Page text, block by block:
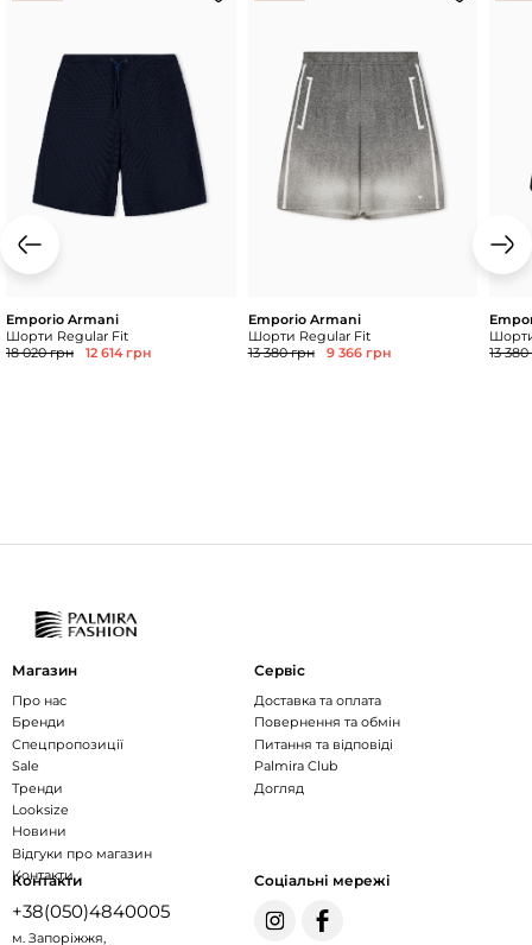
Emporio Armani
Шорти Regular Fit
18 020 грн
12 614 грн
Emporio Armani
Шорти Regular Fit
13 380 грн
9 366 грн
13
Магазин
Про нас
Бренди
Спецпропозиції
Sale
Тренди
Looksize
Новини
Відгуки про магазин
Контакти
Сервіс
Доставка та оплата
Повернення та обмін
Питання та відповіді
Palmira Club
Догляд
Контакти
+38(050)4840005
м. Запоріжжя,
Соціальні мережі